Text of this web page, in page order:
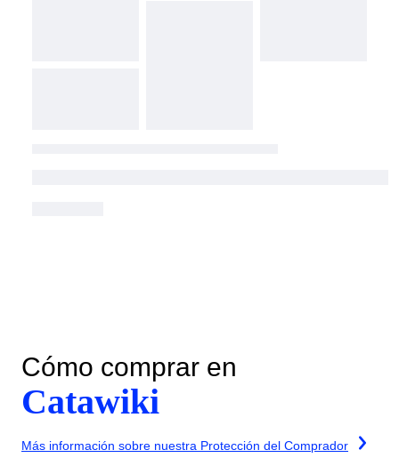
Cómo comprar en
Catawiki
Más información sobre nuestra Protección del Comprador